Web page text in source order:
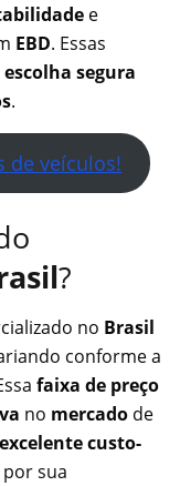
e
EBD. Essas
escolha segura
.
de veículos!
?
no Brasil
conforme a
faixa de preço
no mercado de
excelente custo-
sua